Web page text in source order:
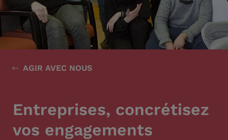
AGIR AVEC NOUS
Entreprises, concrétisez
vos engagements